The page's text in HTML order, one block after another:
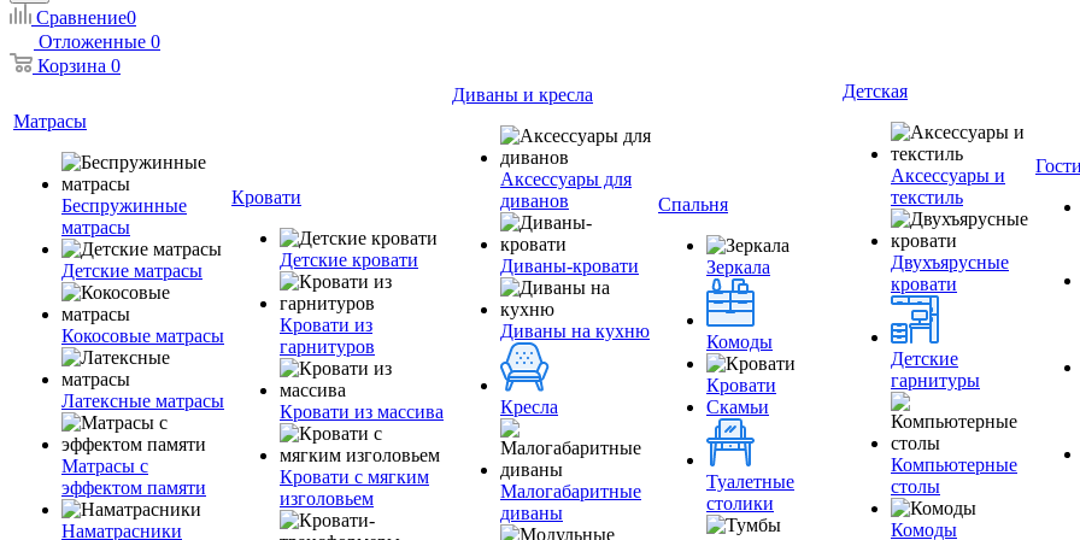
Сравнение0
Отложенные 0
Корзина 0
Матрасы
Беспружинные
матрасы
Детские матрасы
Кокосовые матрасы
Латексные матрасы
Матрасы с
эффектом памяти
Наматрасники
Кровати
Детские кровати
Кровати из
гарнитуров
Кровати из массива
Кровати с мягким
изголовьем
Диваны и кресла
Аксессуары для
диванов
Диваны-кровати
Диваны на кухню
Кресла
Малогабаритные
диваны
Спальня
Зеркала
Комоды
Кровати
Скамьи
Туалетные
столики
Детская
Аксессуары и
текстиль
Двухъярусные
кровати
Детские
гарнитуры
Компьютерные
столы
Комоды